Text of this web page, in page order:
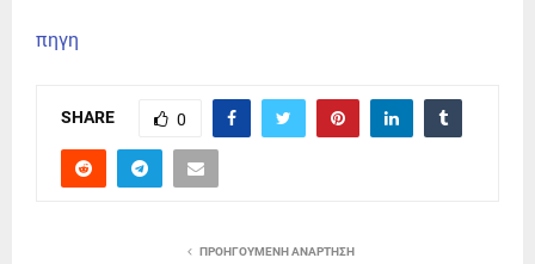
πηγη
SHARE 0
ΠΡΟΗΓΟΎΜΕΝΗ ΑΝΆΡΤΗΣΗ